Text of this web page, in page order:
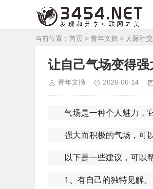
当前位置： 首页 > 青年文摘 > 人际社交
让自己气场变得
青年文摘 2026-06-14
气场是一种个人魅力，
强大而积极的气场，可
以下是一些建议，可以
1、有自己的独特见解。